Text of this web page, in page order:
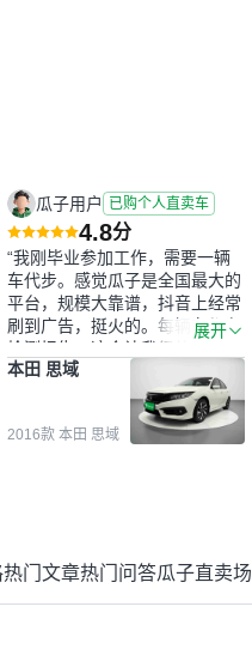
瓜子用户 已购个人直卖车
4.8分
“我刚毕业参加工作，需要一辆
车代步。感觉瓜子是全国最大的
平台，规模大靠谱，抖音上经常
刷到广告，挺火的。每辆车都有
检测报告，这个让我很放心。去
外面买车全凭卖家一张嘴，不敢
买。我买了本田思域，白色，过
户次数少，公里数符合，虽然价
格比我心理预期略高一点，但瓜
价格比车商那便宜，车况也有检
展开
本田 思域
2016款 本田 思域
热门文章热门问答瓜子直卖场